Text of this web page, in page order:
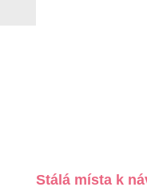
Stálá místa k